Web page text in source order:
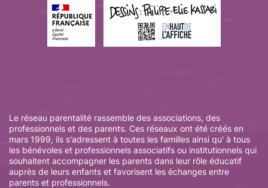
Le réseau parentalité rassemble des associations, des
professionnels et des parents. Ces réseaux ont été créés en
mars 1999, ils s'adressent à toutes les familles ainsi qu' à tous
les bénévoles et professionnels associatifs ou institutionnels qui
souhaitent accompagner les parents dans leur rôle éducatif
auprès de leurs enfants et favorisent les échanges entre
parents et professionnels.